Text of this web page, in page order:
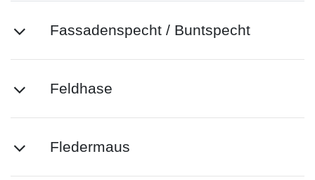
Fassadenspecht / Buntspecht
Feldhase
Fledermaus